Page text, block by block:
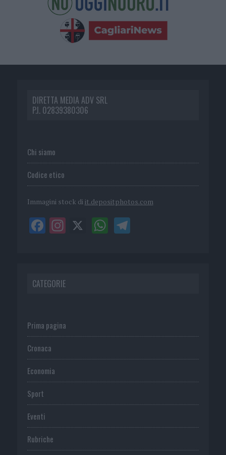
DIRETTA MEDIA ADV SRL
P.I. 02839380306
Chi siamo
Codice etico
Immagini stock di it.depositphotos.com
CATEGORIE
Prima pagina
Cronaca
Economia
Sport
Eventi
Rubriche